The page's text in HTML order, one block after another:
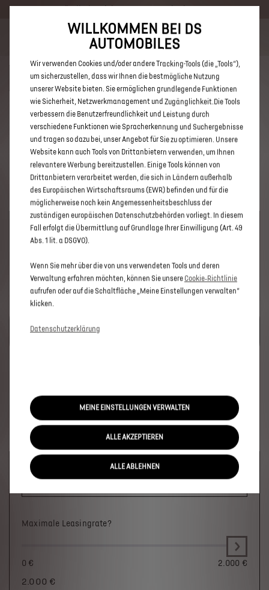
Bis zu 6.000 € staatliche Förderprämie für E-Autos und Plug-In-
Hybride. Mehr erfahren >>
ENTDECKEN SIE ALLE DS 9 E-
TENSE MIT PLUG-IN-HYBRID
ANTRIEB VON DS STORE
OBERHAUSEN
SIE BITTE DIE FÜR MARKETING/WERBUNG RELEVANTEN-
Welches Fahrzeug?
Maximale Leasingrate?
0 € 2.000 €
2.000 €
WILLKOMMEN BEI DS
AUTOMOBILES
Wir verwenden Cookies und/oder andere Tracking-Tools (die „Tools“),
um sicherzustellen, dass wir Ihnen die bestmögliche Nutzung
unserer Website bieten. Sie ermöglichen grundlegende Funktionen
wie Sicherheit, Netzwerkmanagement und Zugänglichkeit.Die Tools
verbessern die Benutzerfreundlichkeit und Leistung durch
verschiedene Funktionen wie Spracherkennung und Suchergebnisse
und tragen so dazu bei, unser Angebot für Sie zu optimieren. Unsere
Website kann auch Tools von Drittanbietern verwenden, um Ihnen
relevantere Werbung bereitzustellen. Einige Tools können von
Drittanbietern verarbeitet werden, die sich in Ländern außerhalb
des Europäischen Wirtschaftsraums (EWR) befinden und für die
möglicherweise noch kein Angemessenheitsbeschluss der
zuständigen europäischen Datenschutzbehörden vorliegt. In diesem
Fall erfolgt die Übermittlung auf Grundlage Ihrer Einwilligung (Art. 49
Abs. 1 lit. a DSGVO).
Wenn Sie mehr über die von uns verwendeten Tools und deren
Verwaltung erfahren möchten, können Sie unsere Cookie‑Richtlinie
aufrufen oder auf die Schaltfläche „Meine Einstellungen verwalten“
klicken.
Datenschutzerklärung
MEINE EINSTELLUNGEN VERWALTEN
ALLE AKZEPTIEREN
ALLE ABLEHNEN